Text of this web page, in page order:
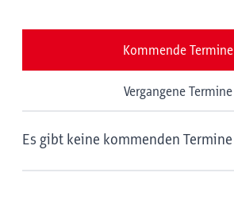
Kommende Termine
Vergangene Termine
Es gibt keine kommenden Termine